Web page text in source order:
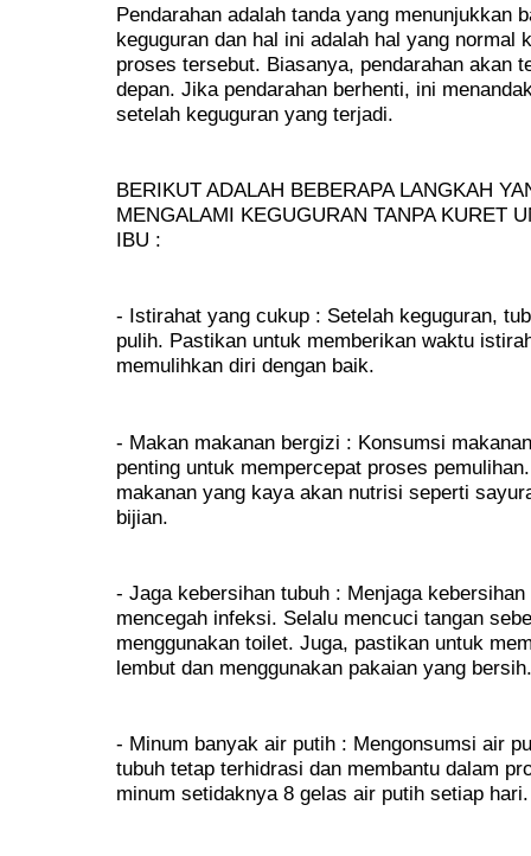
Pendarahan adalah tanda yang menunjukkan
keguguran dan hal ini adalah hal yang normal
proses tersebut. Biasanya, pendarahan akan
depan. Jika pendarahan berhenti, ini
setelah keguguran yang terjadi.
BERIKUT ADALAH BEBERAPA LANGKAH
MENGALAMI KEGUGURAN TANPA KURET
IBU :
- Istirahat yang cukup : Setelah keguguran,
pulih. Pastikan untuk memberikan waktu
memulihkan diri dengan baik.
- Makan makanan bergizi : Konsumsi
penting untuk mempercepat proses
makanan yang kaya akan nutrisi seperti
bijian.
- Jaga kebersihan tubuh : Menjaga
mencegah infeksi. Selalu mencuci tangan
menggunakan toilet. Juga, pastikan untuk
lembut dan menggunakan pakaian yang bersih.
- Minum banyak air putih : Mengonsumsi air
tubuh tetap terhidrasi dan membantu dalam
minum setidaknya 8 gelas air putih setiap hari.